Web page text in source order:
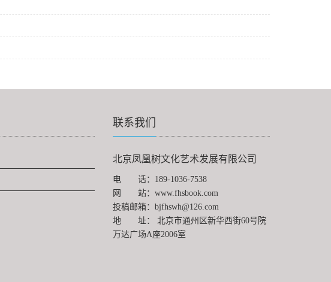
联系我们
北京凤凰树文化艺术发展有限公司
电 话： 189-1036-7538
网 站： www.fhsbook.com
投稿邮箱： bjfhswh@126.com
地 址： 北京市通州区新华西街60号院
万达广场A座2006室